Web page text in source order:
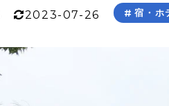
2023-07-26 宿・ホ